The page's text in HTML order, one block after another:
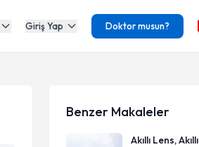
Giriş Yap Doktor musun?
Benzer Makaleler
Akıllı Lens, Akıllı